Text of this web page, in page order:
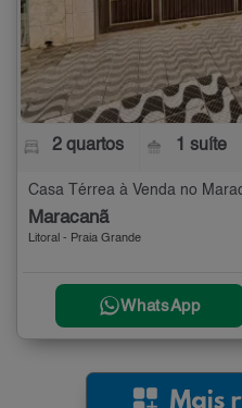
2 quartos 1 suíte
Casa Térrea à Venda no
Maracanã
Litoral - Praia Grande
WhatsApp